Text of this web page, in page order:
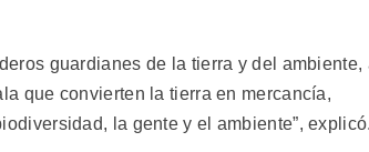
guardianes de la tierra y del ambiente,
que convierten la tierra en mercancía,
la gente y el ambiente”,